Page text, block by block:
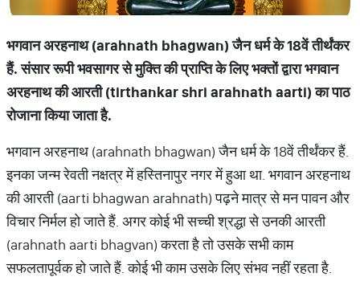
भगवानअरहनाथ(arahnath bhagwan)जैनधर्मके18वेंतीर्थंकर
हैं.संसाररूपीभवसागरसेमुक्तिकीप्राप्तिकेलिएभक्तोंद्वाराभगवान
अरहनाथकीआरती(tirthankar shri arahnath aarti)कापाठ
रोजानाकियाजाताहै.
भगवान अरहनाथ (arahnath bhagwan) जैन धर्म के 18वें तीर्थंकर हैं.
इनका जन्म रेवती नक्षत्र में हस्तिनापुर नगर में हुआ था. भगवान अरहनाथ
की आरती (aarti bhagwan arahnath) पढ़ने मात्र से मन पावन और
विचार निर्मल हो जाते हैं. अगर कोई भी सच्ची श्रद्धा से उनकी आरती
(arahnath aarti bhagvan) करता है तो उसके सभी काम
सफलतापूर्वक हो जाते हैं. कोई भी काम उसके लिए संभव नहीं रहता है.